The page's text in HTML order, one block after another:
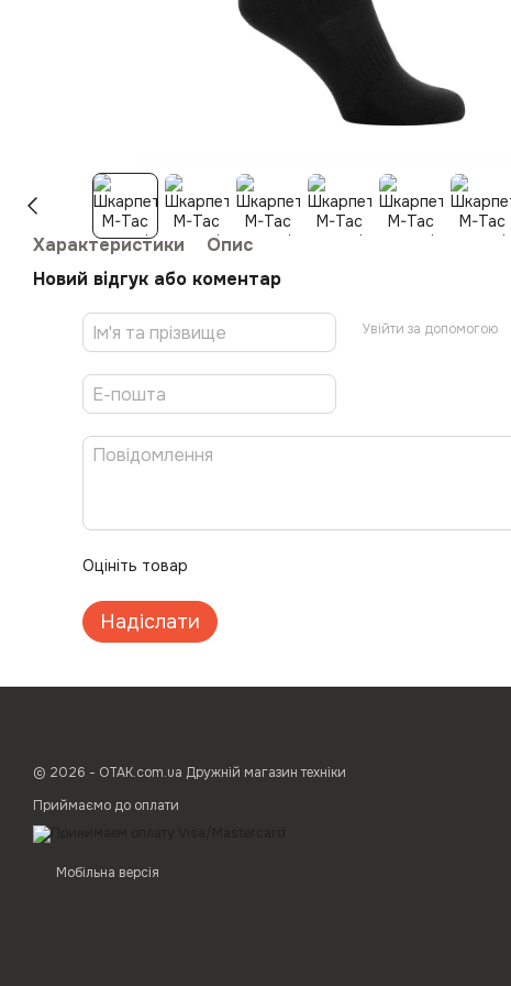
Характеристики
Опис
Новий відгук або коментар
Увійти за допомогою
Оцініть товар
Надіслати
© 2026 - ОТАК.com.ua Дружній магазин техніки
Приймаємо до оплати
Мобільна версія